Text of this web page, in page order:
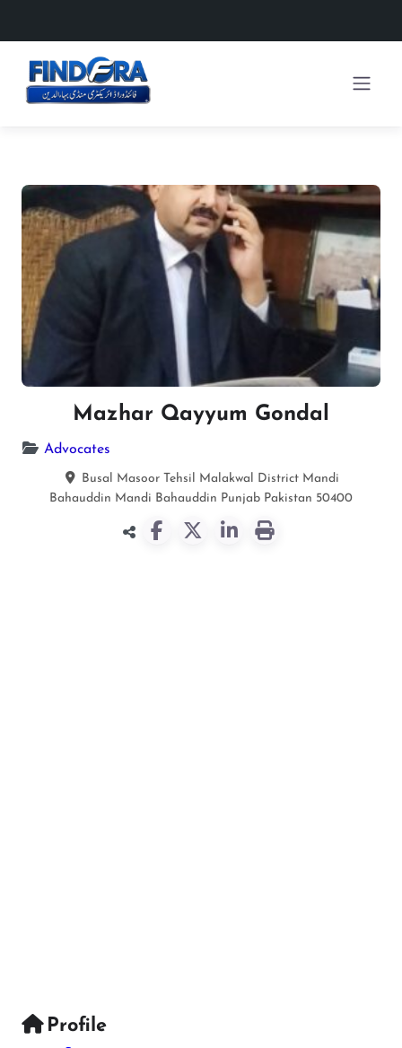
Mazhar Qayyum Gondal
Advocates
Busal Masoor Tehsil Malakwal District Mandi
Bahauddin Mandi Bahauddin Punjab Pakistan 50400
Profile